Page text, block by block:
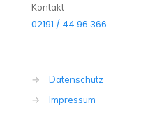
Kontakt
02191 / 44 96 366
→
Datenschutz
→
Impressum